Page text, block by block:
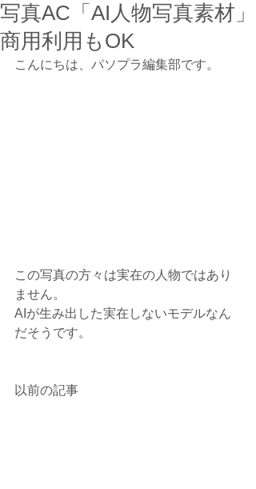
写真AC「AI人物写真素材」
商用利用もOK
こんにちは、パソプラ編集部です。
この写真の方々は実在の人物ではあり
ません。
AIが生み出した実在しないモデルなん
だそうです。
以前の記事